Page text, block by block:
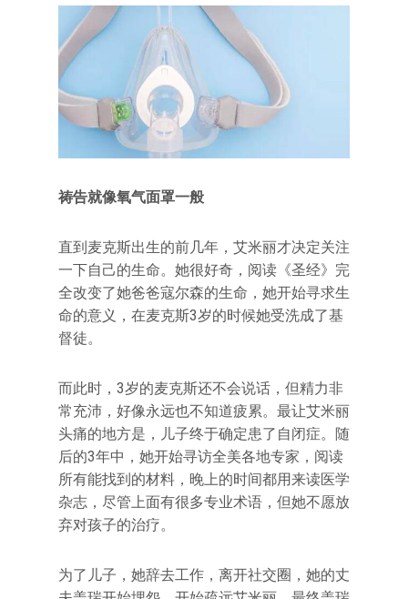
祷告就像氧气面罩一般
直到麦克斯出生的前几年，艾米丽才决定关注
一下自己的生命。她很好奇，阅读《圣经》完
全改变了她爸爸寇尔森的生命，她开始寻求生
命的意义，在麦克斯3岁的时候她受洗成了基
督徒。
而此时，3岁的麦克斯还不会说话，但精力非
常充沛，好像永远也不知道疲累。最让艾米丽
头痛的地方是，儿子终于确定患了自闭症。随
后的3年中，她开始寻访全美各地专家，阅读
所有能找到的材料，晚上的时间都用来读医学
杂志，尽管上面有很多专业术语，但她不愿放
弃对孩子的治疗。
为了儿子，她辞去工作，离开社交圈，她的丈